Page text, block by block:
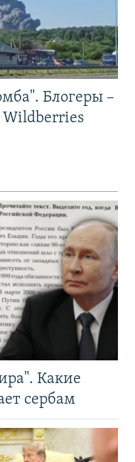
Блогеры –
Wildberries
Какие
сербам